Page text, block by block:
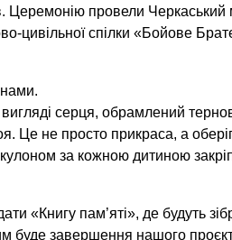
Церемонію провели Черкаський
цивільної спілки «Бойове
серця, обрамлений
Це не просто прикраса, а
за кожною дитиною
«Книгу пам’яті», де будуть
буде завершення нашого